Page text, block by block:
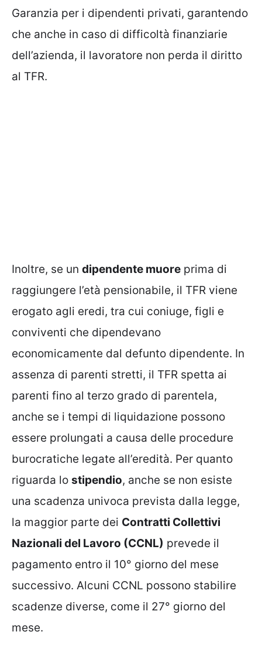
Garanzia per i dipendenti privati, garantendo
che anche in caso di difficoltà finanziarie
dell’azienda, il lavoratore non perda il diritto
al TFR.
Inoltre, se un dipendente muore prima di
raggiungere l’età pensionabile, il TFR viene
erogato agli eredi, tra cui coniuge, figli e
conviventi che dipendevano
economicamente dal defunto dipendente. In
assenza di parenti stretti, il TFR spetta ai
parenti fino al terzo grado di parentela,
anche se i tempi di liquidazione possono
essere prolungati a causa delle procedure
burocratiche legate all’eredità. Per quanto
riguarda lo stipendio, anche se non esiste
una scadenza univoca prevista dalla legge,
la maggior parte dei Contratti Collettivi
Nazionali del Lavoro (CCNL) prevede il
pagamento entro il 10° giorno del mese
successivo. Alcuni CCNL possono stabilire
scadenze diverse, come il 27° giorno del
mese.